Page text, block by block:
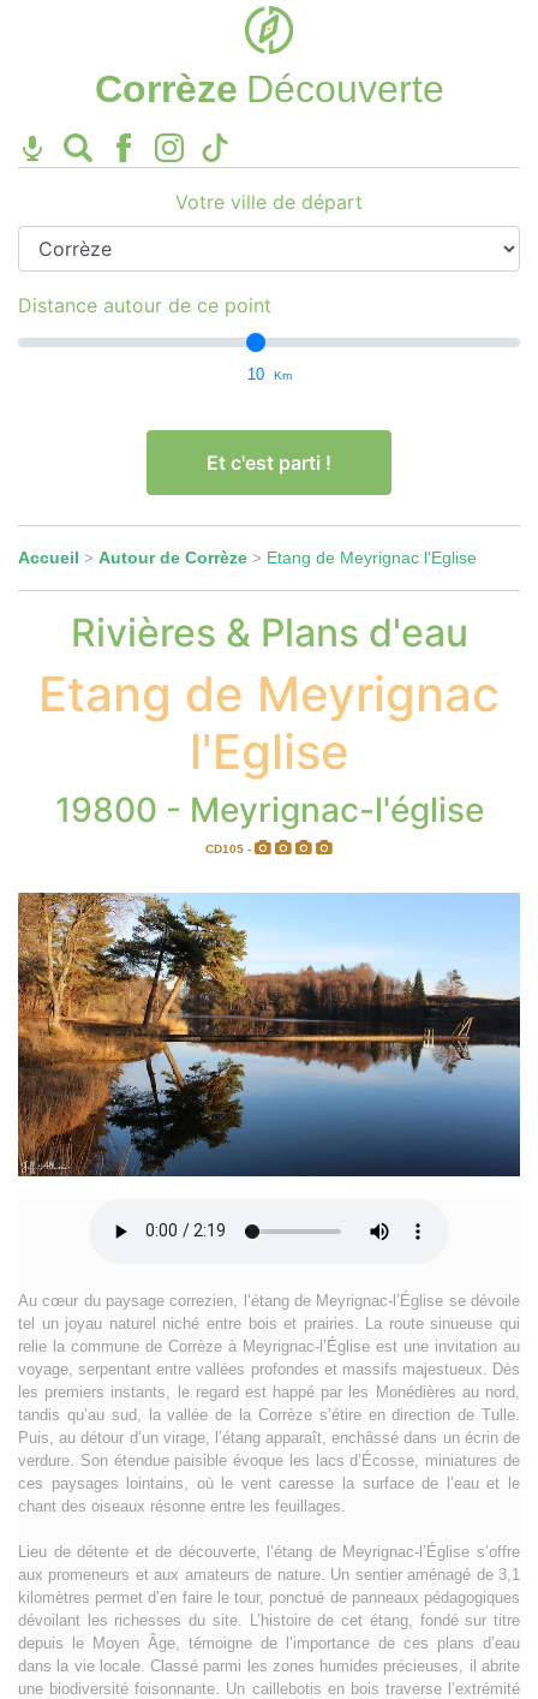
Corrèze Découverte
Votre ville de départ
Distance autour de ce point
10 Km
Et c'est parti !
Accueil > Autour de Corrèze > Etang de Meyrignac l'Eglise
Rivières & Plans d'eau
Etang de Meyrignac
l'Eglise
19800 - Meyrignac-l'église
CD105 -
Au cœur du paysage correzien, l’étang de Meyrignac-l’Église se dévoile
tel un joyau naturel niché entre bois et prairies. La route sinueuse qui
relie la commune de Corrèze à Meyrignac-l’Église est une invitation au
voyage, serpentant entre vallées profondes et massifs majestueux. Dès
les premiers instants, le regard est happé par les Monédières au nord,
tandis qu’au sud, la vallée de la Corrèze s’étire en direction de Tulle.
Puis, au détour d’un virage, l’étang apparaît, enchâssé dans un écrin de
verdure. Son étendue paisible évoque les lacs d’Écosse, miniatures de
ces paysages lointains, où le vent caresse la surface de l’eau et le
chant des oiseaux résonne entre les feuillages.
Lieu de détente et de découverte, l’étang de Meyrignac-l’Église s’offre
aux promeneurs et aux amateurs de nature. Un sentier aménagé de 3,1
kilomètres permet d’en faire le tour, ponctué de panneaux pédagogiques
dévoilant les richesses du site. L’histoire de cet étang, fondé sur titre
depuis le Moyen Âge, témoigne de l’importance de ces plans d’eau
dans la vie locale. Classé parmi les zones humides précieuses, il abrite
une biodiversité foisonnante. Un caillebotis en bois traverse l’extrémité